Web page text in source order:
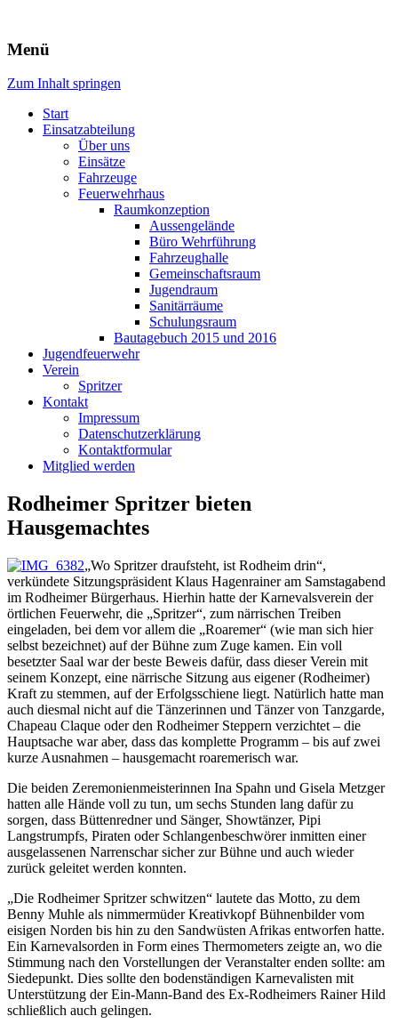
Freiwillige Feuerwehr Rodheim
v.d.H.
Menü
Zum Inhalt springen
Start
Einsatzabteilung
Über uns
Einsätze
Fahrzeuge
Feuerwehrhaus
Raumkonzeption
Aussengelände
Büro Wehrführung
Fahrzeughalle
Gemeinschaftsraum
Jugendraum
Sanitärräume
Schulungsraum
Bautagebuch 2015 und 2016
Jugendfeuerwehr
Verein
Spritzer
Kontakt
Impressum
Datenschutzerklärung
Kontaktformular
Mitglied werden
Rodheimer Spritzer bieten
Hausgemachtes
„Wo Spritzer draufsteht, ist Rodheim drin“,
verkündete Sitzungspräsident Klaus Hagenrainer am Samstagabend
im Rodheimer Bürgerhaus. Hierhin hatte der Karnevalsverein der
örtlichen Feuerwehr, die „Spritzer“, zum närrischen Treiben
eingeladen, bei dem vor allem die „Roaremer“ (wie man sich hier
selbst bezeichnet) auf der Bühne zum Zuge kamen. Ein voll
besetzter Saal war der beste Beweis dafür, dass dieser Verein mit
seinem Konzept, eine närrische Sitzung aus eigener (Rodheimer)
Kraft zu stemmen, auf der Erfolgsschiene liegt. Natürlich hatte man
auch diesmal nicht auf die Tänzerinnen und Tänzer von Tanzgarde,
Chapeau Claque oder den Rodheimer Steppern verzichtet – die
Hauptsache war aber, dass das komplette Programm – bis auf zwei
kurze Ausnahmen – hausgemacht roaremerisch war.
Die beiden Zeremonienmeisterinnen Ina Spahn und Gisela Metzger
hatten alle Hände voll zu tun, um sechs Stunden lang dafür zu
sorgen, dass Büttenredner und Sänger, Showtänzer, Pipi
Langstrumpfs, Piraten oder Schlangenbeschwörer inmitten einer
ausgelassenen Narrenschar sicher zur Bühne und auch wieder
zurück geleitet werden konnten.
„Die Rodheimer Spritzer schwitzen“ lautete das Motto, zu dem
Benny Muhle als nimmermüder Kreativkopf Bühnenbilder vom
eisigen Norden bis hin zu den Sandwüsten Afrikas entworfen hatte.
Ein Karnevalsorden in Form eines Thermometers zeigte an, wo die
Stimmung nach den Vorstellungen der Veranstalter enden sollte: am
Siedepunkt. Dies sollte den bodenständigen Karnevalisten mit
Unterstützung der Ein-Mann-Band des Ex-Rodheimers Rainer Hild
schließlich auch gelingen.